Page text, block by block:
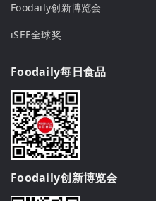
Foodaily创新博览会
iSEE全球奖
Foodaily每日食品
Foodaily创新博览会